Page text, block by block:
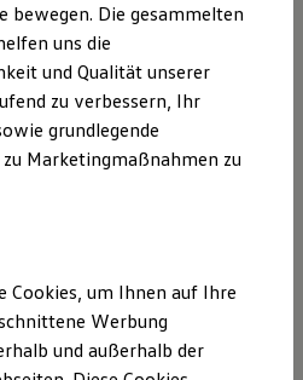
& Inspektion
anfragen
bei Volkswagen Nutzfahrzeuge
Service
& Apps
für Ihren ID. Buzz
für Ihren Transporter/Caravelle
für Ihren Amarok
für andere Modelle
gemäß § 27 a
Universal­schlichtungs­
verpflichtet, an
vor einer
bewegen. Die gesammelten
uns die
und Qualität unserer
zu verbessern, Ihr
grundlegende
Marketingmaßnahmen zu
Cookies, um Ihnen auf Ihre
Werbung
und außerhalb der